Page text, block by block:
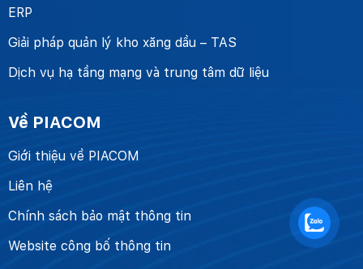
ERP
Giải pháp quản lý kho xăng dầu – TAS
Dịch vụ hạ tầng mạng và trung tâm dữ liệu
Về PIACOM
Giới thiệu về PIACOM
Liên hệ
Chính sách bảo mật thông tin
Website công bố thông tin